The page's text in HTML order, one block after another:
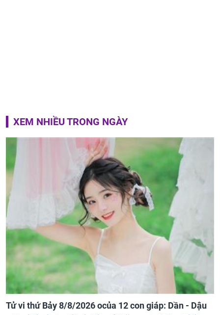
XEM NHIỀU TRONG NGÀY
Tử vi thứ Bảy 8/8/2026 ocủa 12 con giáp: Dần - Dậu